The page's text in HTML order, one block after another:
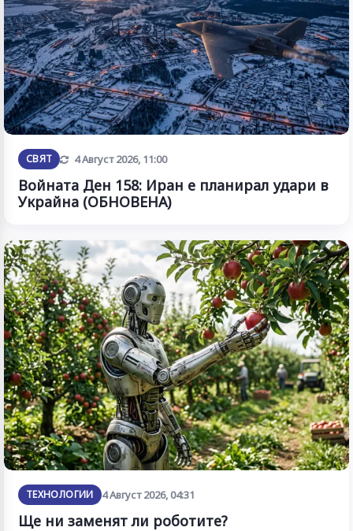
СВЯТ Обновена
4 Август 2026, 11:00
Войната Ден 158: Иран е планирал удари в
Украйна (ОБНОВЕНА)
ТЕХНОЛОГИИ 4 Август 2026, 04:31
Ще ни заменят ли роботите?